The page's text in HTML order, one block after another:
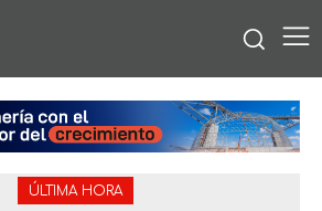
ÚLTIMA HORA